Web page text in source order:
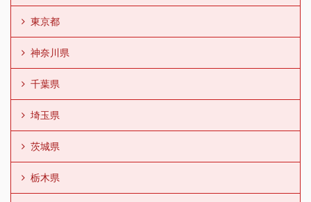
東京都
神奈川県
千葉県
埼玉県
茨城県
栃木県